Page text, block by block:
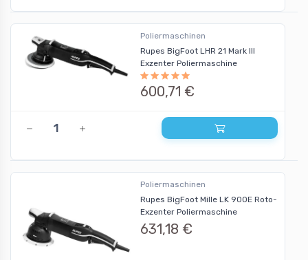
Poliermaschinen
Rupes BigFoot LHR 21 Mark III
Exzenter Poliermaschine
600,71 €
Poliermaschinen
Rupes BigFoot Mille LK 900E Roto-
Exzenter Poliermaschine
631,18 €